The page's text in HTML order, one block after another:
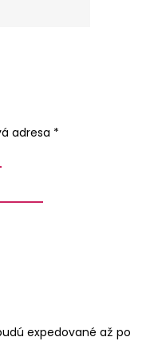
adresa *
expedované až po